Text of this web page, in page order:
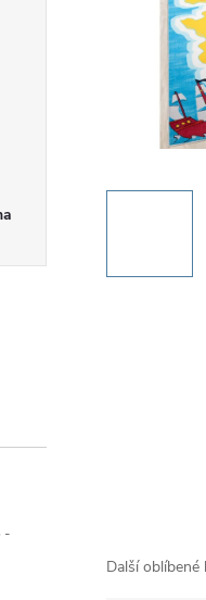
-
Další oblíbené